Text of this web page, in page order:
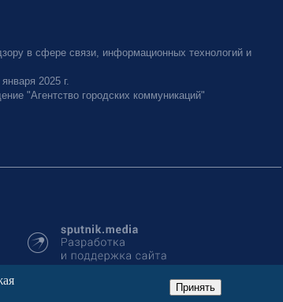
в сфере связи, информационных технологий и
2025 г.
"Агентство городских коммуникаций"
Принять